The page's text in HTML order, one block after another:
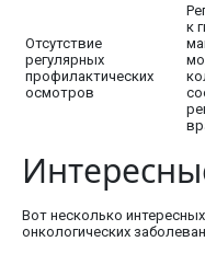
Отсутствие
регулярных
профилактических
осмотров
к
Вот несколько
онкологических